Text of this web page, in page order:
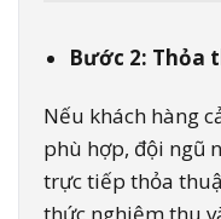
Bước 2: Thỏa
Nếu khách hàng
phù hợp, đội ngũ
trực tiếp thỏa